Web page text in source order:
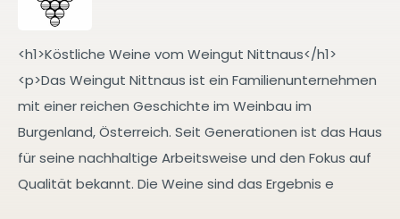
<h1>Köstliche Weine vom Weingut Nittnaus</h1>
<p>Das Weingut Nittnaus ist ein Familienunternehmen
mit einer reichen Geschichte im Weinbau im
Burgenland, Österreich. Seit Generationen ist das Haus
für seine nachhaltige Arbeitsweise und den Fokus auf
Qualität bekannt. Die Weine sind das Ergebnis e